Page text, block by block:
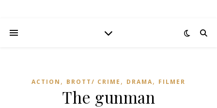
ACTION , BROTT/ CRIME , DRAMA, FILMER
The gunman